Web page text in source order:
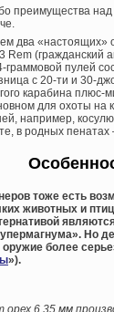
преимущества
два «настоящих»
Rem (гражданский
граммовой пулей
с 20-ти и 30-
карабина
для охоты на
например,
в родных пенатах
тоже есть
животных и
Но
оружие более
»).
орех 6,35 мм